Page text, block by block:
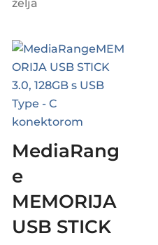
želja
MediaRang
e
MEMORIJA
USB STICK